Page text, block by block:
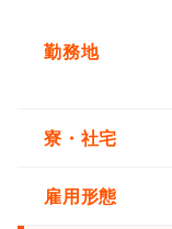
勤務地
寮・社宅
雇用形態